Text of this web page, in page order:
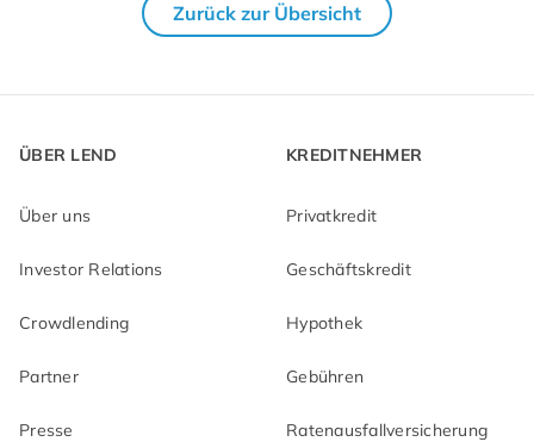
Zurück zur Übersicht
ÜBER LEND
Über uns
Investor Relations
Crowdlending
Partner
Presse
KREDITNEHMER
Privatkredit
Geschäftskredit
Hypothek
Gebühren
Ratenausfallversicherung